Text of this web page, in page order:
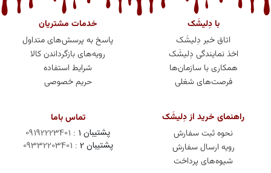
با دِلیشَک
اتاق خبر دِلیشَک
اخذ نمایندگی دِلیشَک
همکاری با سازمان‌ها
فرصت‌های شغلی
خدمات مشتریان
پاسخ به پرسش‌های متداول
رویه‌های بازگرداندن کالا
شرایط استفاده
حریم خصوصی
راهنمای خرید از دِلیشَک
نحوه ثبت سفارش
رویه ارسال سفارش
شیوه‌های پرداخت
تماس باما
پشتیبان 1 :
09192223401
پشتیبان 2 :
09332203401